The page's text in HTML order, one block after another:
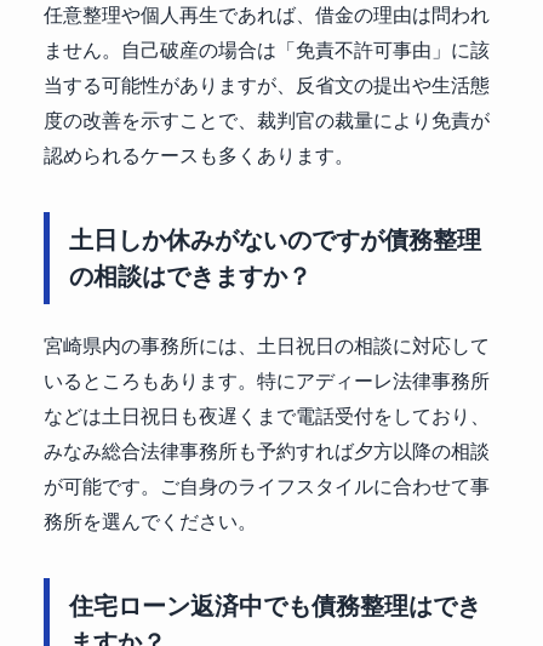
任意整理や個人再生であれば、借金の理由は問われ
ません。自己破産の場合は「免責不許可事由」に該
当する可能性がありますが、反省文の提出や生活態
度の改善を示すことで、裁判官の裁量により免責が
認められるケースも多くあります。
土日しか休みがないのですが債務整理
の相談はできますか？
宮崎県内の事務所には、土日祝日の相談に対応して
いるところもあります。特にアディーレ法律事務所
などは土日祝日も夜遅くまで電話受付をしており、
みなみ総合法律事務所も予約すれば夕方以降の相談
が可能です。ご自身のライフスタイルに合わせて事
務所を選んでください。
住宅ローン返済中でも債務整理はでき